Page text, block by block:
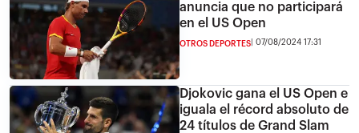
anuncia que no participará
en el US Open
OTROS DEPORTES 07/08/2024 17:31
Djokovic gana el US Open e
iguala el récord absoluto de
24 títulos de Grand Slam